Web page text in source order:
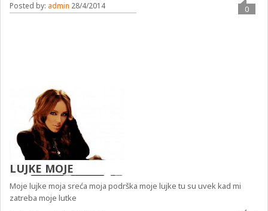
Posted by: admin 28/4/2014 0
LUJKE MOJE
Moje lujke moja sreća moja podrška moje lujke tu su uvek kad mi
zatreba moje lutke